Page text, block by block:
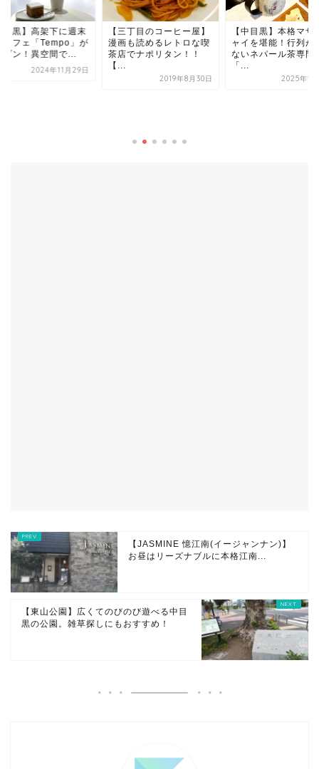
丁目のコーヒー屋】
も読めるレトロな喫
でナポリタン！！
【中目黒】本格マサラチ
ャイを堪能！行列が絶え
ないネパール茶専門店
「...
2025年1月29日
【Wi-Fi・電源あり
【JASMINE 憶江南(イージャンナン)】
お昼はリーズナブルに本格江南...
【東山公園】広くてのびのび遊べる中目
黒の公園。雑草探しにもおすすめ！